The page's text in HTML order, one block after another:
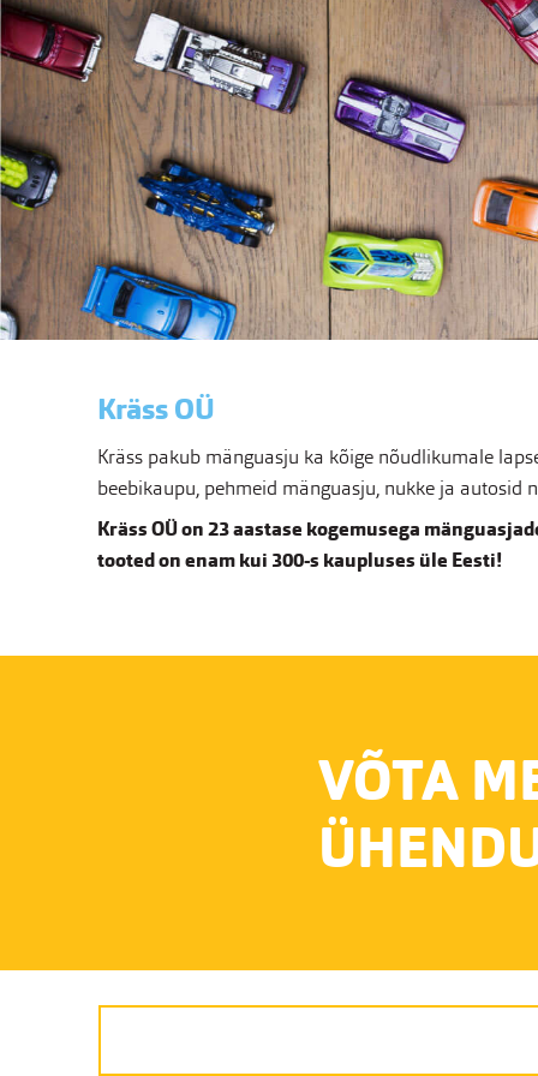
Kräss OÜ
Kräss pakub mänguasju ka kõige nõudlikumale
beebikaupu, pehmeid mänguasju, nukke ja autosid
Kräss OÜ on 23 aastase kogemusega
tooted on enam kui 300-s kaupluses üle Eesti!
VÕTA